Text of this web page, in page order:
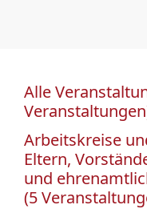
Alle
Arbeitskreise
Eltern,
und
(5